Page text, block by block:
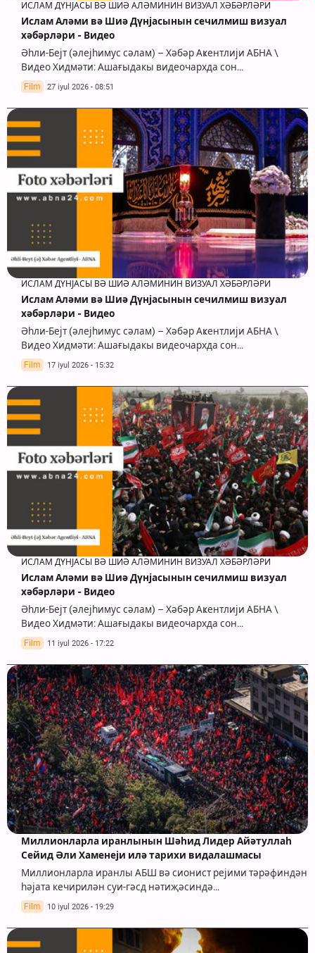
ИСЛАМ ДҮНЈАСЫ ВӘ ШИӘ АЛӘМИНИН ВИЗУАЛ ХӘБӘРЛӘРИ
Ислам Аләми вә Шиә Дүнјасынын сечилмиш визуал
хәбәрләри - Видео
Әһли-Бејт (әлејһимус сәлам) – Хәбәр Аҝентлији АБНА \
Видео Хидмәти: Ашағыдакы видеочархда сон…
Film 27 iyul 2026 - 08:51
ИСЛАМ ДҮНЈАСЫ ВӘ ШИӘ АЛӘМИНИН ВИЗУАЛ ХӘБӘРЛӘРИ
Ислам Аләми вә Шиә Дүнјасынын сечилмиш визуал
хәбәрләри - Видео
Әһли-Бејт (әлејһимус сәлам) – Хәбәр Аҝентлији АБНА \
Видео Хидмәти: Ашағыдакы видеочархда сон…
Film 17 iyul 2026 - 15:32
ИСЛАМ ДҮНЈАСЫ ВӘ ШИӘ АЛӘМИНИН ВИЗУАЛ ХӘБӘРЛӘРИ
Ислам Аләми вә Шиә Дүнјасынын сечилмиш визуал
хәбәрләри - Видео
Әһли-Бејт (әлејһимус сәлам) – Хәбәр Аҝентлији АБНА \
Видео Хидмәти: Ашағыдакы видеочархда сон…
Film 11 iyul 2026 - 17:22
Миллионларла иранлынын Шәһид Лидер Айәтуллаһ
Сейид Әли Хаменеји илә тарихи видалашмасы
Миллионларла иранлы АБШ вә сионист рејими тәрәфиндән
һәјата кечирилән суи-гәсд нәтиҗәсиндә…
Film 10 iyul 2026 - 19:29